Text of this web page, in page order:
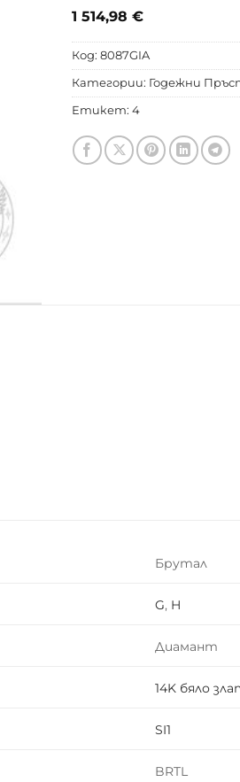
1 514,98 €
Код: 8087GIA
Категории: Годежни
Етикет: 4
Брутал
G, H
Диамант
14K бяло
SI1
BRTL